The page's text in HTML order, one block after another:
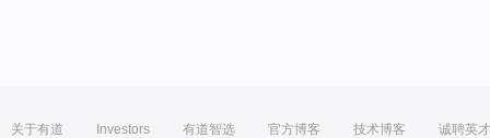
关于有道 Investors 有道智选 官方博客 技术博客 诚聘英才